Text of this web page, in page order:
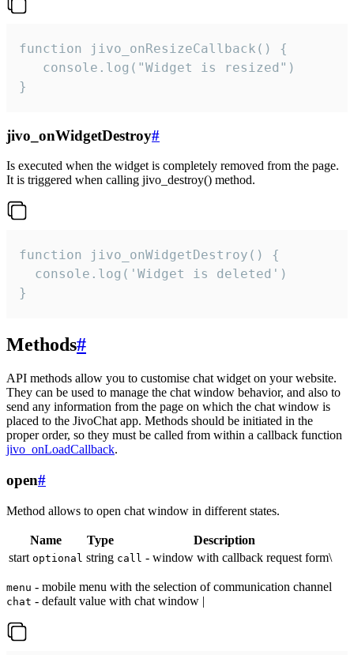
function jivo_onResizeCallback() {
   console.log("Widget is resized")
}
jivo_onWidgetDestroy#
Is executed when the widget is completely removed from the page.
It is triggered when calling jivo_destroy() method.
function jivo_onWidgetDestroy() {
  console.log('Widget is deleted')
}
Methods#
API methods allow you to customise chat widget on your website.
They can be used to manage the chat window behavior, and also to
send any information from the page on which the chat window is
placed to the JivoChat app. Methods should be initiated in the
proper order, so they must be called from within a callback function
jivo_onLoadCallback.
open#
Method allows to open chat window in different states.
Name Type
Description
start optional string call - window with callback request form\
menu - mobile menu with the selection of communication channel
chat - default value with chat window |